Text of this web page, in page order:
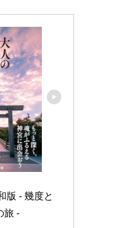
版 - 幾度と
旅 -